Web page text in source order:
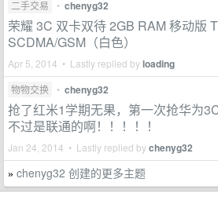
二手交易 • chenyg32
荣耀 3C 双卡双待 2GB RAM 移动版
SCDMA/GSM（白色）
Apr 5, 2014 • Lastly replied byloading
物物交换 • chenyg32
抢了红米1学期无果，第一次抢华为
不过是联通的啊！！！！！
Jan 24, 2014 • Lastly replied bychenyg32
» chenyg32 创建的更多主题